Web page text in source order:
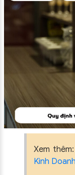
Xem
Kinh Doanh